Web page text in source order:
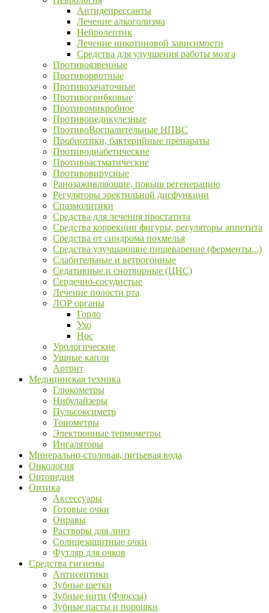
Антидепрессанты
Лечение алкоголизма
Нейролептик
Лечение никотиновой зависимости
Средства для улучшения работы мозга
Противоязвенные
Противорвотные
Противозачаточные
Противогрибковые
Противомикробное
Противопедикулезные
ПротивоВоспалительные НПВС
Пробиотики, бактерийные препараты
Противодиабетические
Противоастматические
Противовирусные
Ранозаживляющие, повыш регенерацию
Регуляторы эректильной дисфункции
Спазмолитики
Средства для лечения простатита
Средства коррекции фигуры, регуляторы аппетита
Средства от синдрома похмелья
Средства улучшающие пищеварение (ферменты...)
Слабительные и ветрогонные
Седативные и снотворные (ЦНС)
Сердечно-сосудистые
Лечение полости рта
ЛОР органы
Горло
Ухо
Нос
Урологические
Ушные капли
Артрит
Медицинская техника
Глюкометры
Нибулайзеры
Пульсоксиметр
Тонометры
Электронные термометры
Ингаляторы
Минерально-столовая, питьевая вода
Онкология
Ортопедия
Оптика
Аксессуары
Готовые очки
Оправы
Растворы для линз
Солнцезащитные очки
Футляр для очков
Средства гигиены
Антисептики
Зубные щетки
Зубные нити (Флоссы)
Зубные пасты и порошки